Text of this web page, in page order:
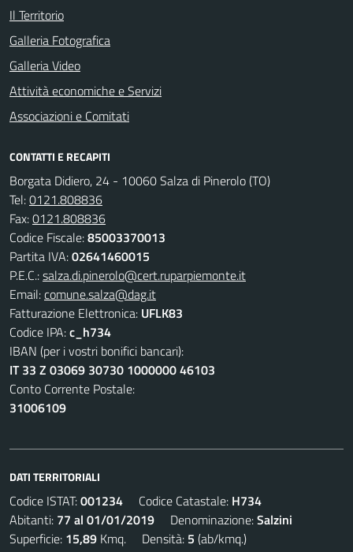
Il Territorio
Galleria Fotografica
Galleria Video
Attività economiche e Servizi
Associazioni e Comitati
CONTATTI E RECAPITI
Borgata Didiero, 24 - 10060 Salza di Pinerolo (TO)
Tel:0121.808836
Fax:0121.808836
Codice Fiscale:85003370013
Partita IVA:02641460015
P.E.C.:salza.di.pinerolo@cert.ruparpiemonte.it
Email:comune.salza@dag.it
Fatturazione Elettronica: UFLK83
Codice IPA:c_h734
IBAN (per i vostri bonifici bancari):
IT 33 Z 03069 30730 1000000 46103
Conto Corrente Postale:
31006109
DATI TERRITORIALI
Codice ISTAT:001234 Codice Catastale: H734
Abitanti: 77 al 01/01/2019 Denominazione:Salzini
Superficie: 15,89 Kmq. Densità: 5 (ab/kmq.)